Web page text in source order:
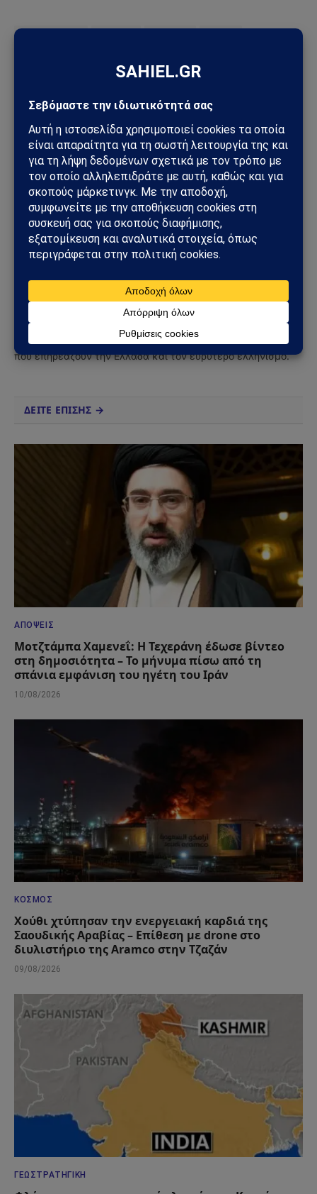
Ακολουθήστε στο YouTube
Facebook Twitter Pinterest
Sahiel Newsroom
Facebook
X
PinterestInstagram
Tumblr
Το Sahiel.gr είναι ανεξάρτητη ψηφιακή πύλη ενημέρωσης
και ανάλυσης με έμφαση στη γεωπολιτική, τη διεθνή
ασφάλεια, τα εθνικά ζητήματα και τις διεθνείς εξελίξεις
που επηρεάζουν την Ελλάδα και τον ευρύτερο ελληνισμό.
ΔΕΙΤΕ ΕΠΙΣΗΣ →
ΑΠΌΨΕΙΣ
Μοτζτάμπα Χαμενεΐ: Η Τεχεράνη έδωσε βίντεο
στη δημοσιότητα – Το μήνυμα πίσω από τη
σπάνια εμφάνιση του ηγέτη του Ιράν
10/08/2026
ΚΌΣΜΟΣ
Χούθι χτύπησαν την ενεργειακή καρδιά της
Σαουδικής Αραβίας – Επίθεση με drone στο
διυλιστήριο της Aramco στην Τζαζάν
09/08/2026
ΓΕΩΣΤΡΑΤΗΓΙΚΉ